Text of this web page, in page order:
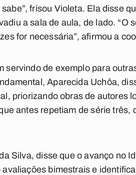
frisou Violeta. Ela disse
a sala de aula, de lado. “O
for necessária”, afirmou a
servindo de exemplo para
Aparecida Uchôa,
priorizando obras de autores
antes repetiam de série três,
Silva, disse que o avanço no
bimestrais e